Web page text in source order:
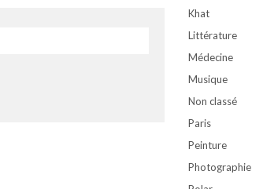
Khat
Littérature
Médecine
Musique
Non classé
Paris
Peinture
Photographie